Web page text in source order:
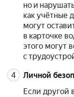
но и
как учётные
могут
в карточке
этого могут
с
Личной
Если другой